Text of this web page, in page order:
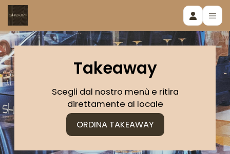
Takeaway
Scegli dal nostro menù e ritira
direttamente al locale
ORDINA TAKEAWAY
Ordina